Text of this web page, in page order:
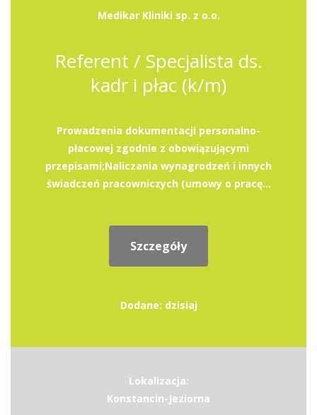
Medikar Kliniki sp. z o.o.
Referent / Specjalista ds.
kadr i płac (k/m)
Prowadzenia dokumentacji personalno-
płacowej zgodnie z obowiązującymi
przepisami;Naliczania wynagrodzeń i innych
świadczeń pracowniczych (umowy o pracę...
Szczegóły
Dodane: dzisiaj
Lokalizacja:
Konstancin-Jeziorna